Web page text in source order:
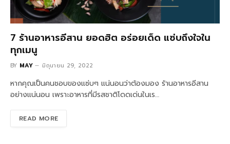
7 ร้านอาหารอีสาน ยอดฮิต อร่อยเด็ด แซ่บถึงใจใน
ทุกเมนู
BY MAY มิถุนายน 29, 2022
หากคุณเป็นคนชอบของแซ่บๆ แน่นอนว่าต้องมอง ร้านอาหารอีสาน
อย่างแน่นอน เพราะอาหารที่มีรสชาติโดดเด่นในเร…
READ MORE